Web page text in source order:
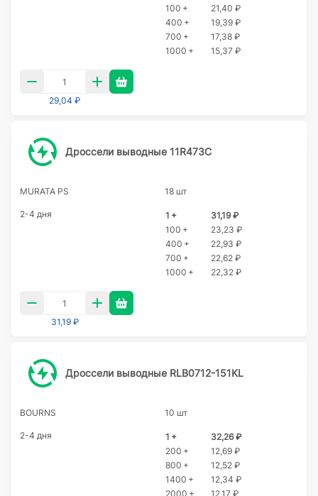
100 +
21,40 ₽
400 +
19,39 ₽
700 +
17,38 ₽
1000 +
15,37 ₽
29,04 ₽
Дроссели выводные 11R473C
MURATA PS 18 шт
2-4 дня 1 +
31,19 ₽
100 +
23,23 ₽
400 +
22,93 ₽
700 +
22,62 ₽
1000 +
22,32 ₽
31,19 ₽
Дроссели выводные RLB0712-151KL
BOURNS 10 шт
2-4 дня 1 +
32,26 ₽
200 +
12,69 ₽
800 +
12,52 ₽
1400 +
12,34 ₽
2000 +
12,17 ₽